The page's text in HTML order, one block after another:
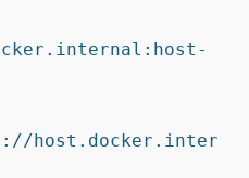
host.docker.inter